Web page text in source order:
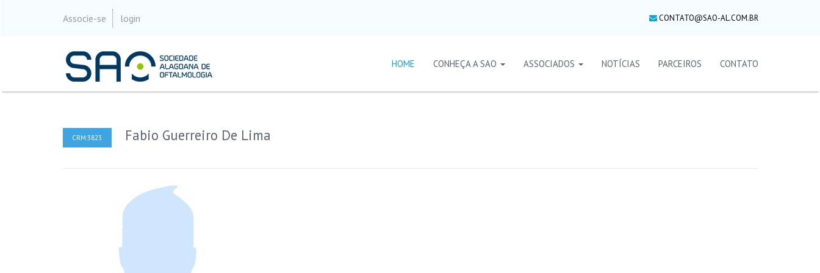
Associe-se login CONTATO@SAO-AL.COM.BR
HOME CONHEÇA A SAO ASSOCIADOS NOTÍCIAS PARCEIROS CONTATO
CRM:3823 Fabio Guerreiro De Lima